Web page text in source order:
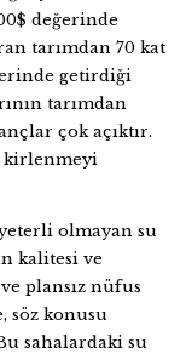
değerinde
tarımdan 70 kat
getirdiği
tarımdan
çok açıktır.
kirlenmeyi
olmayan su
kalitesi ve
plansız nüfus
söz konusu
sahalardaki su